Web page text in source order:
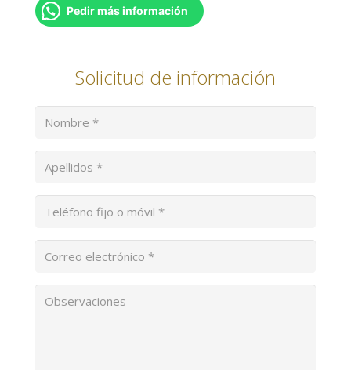
ZONA
ÚNICA
Pedir más información
Solicitud de información